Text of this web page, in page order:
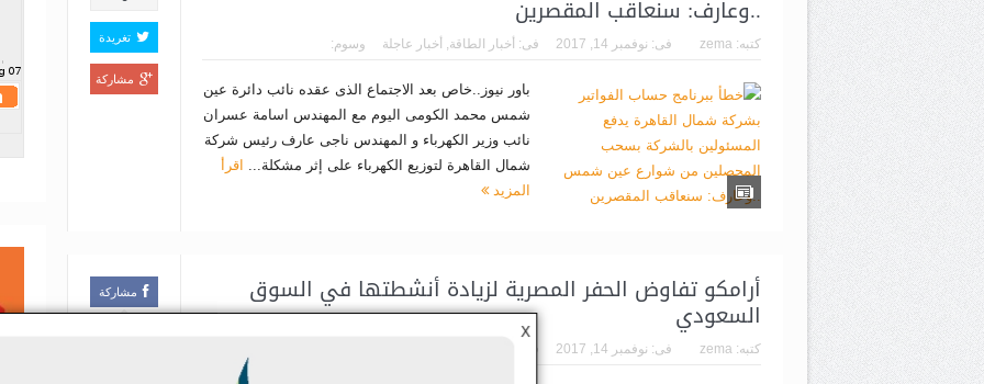
..وعارف: سنعاقب المقصرين
كتبه: zema فى: نوفمبر 14, 2017 فى: أخبار الطاقة, أخبار عاجلة وسوم:
باور نيوز..خاص بعد الاجتماع الذى عقده نائب دائرة عين
شمس محمد الكومى اليوم مع المهندس اسامة عسران
نائب وزير الكهرباء و المهندس ناجى عارف رئيس شركة
شمال القاهرة لتوزيع الكهرباء على إثر مشكلة...
اقرأ
المزيد
تغريدة
مشاركة
أرامكو تفاوض الحفر المصرية لزيادة أنشطتها في السوق
السعودي
كتبه: zema فى: نوفمبر 14, 2017 فى:
مشاركة
X